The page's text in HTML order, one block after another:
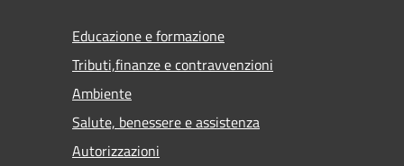
Educazione e formazione
Tributi,finanze e contravvenzioni
Ambiente
Salute, benessere e assistenza
Autorizzazioni